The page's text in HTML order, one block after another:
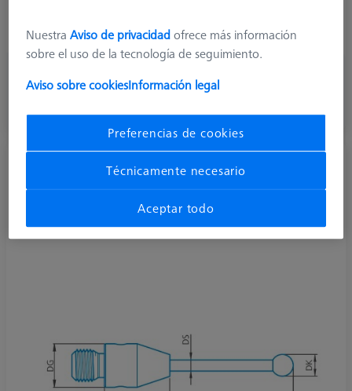
Stylus Type
Straight
más el IVA
Palpador recto M3, DK5 L32.5
NuestraAviso de privacidadofrece más información
sobre el uso de la tecnología de seguimiento.
Aviso sobre cookiesInformación legal
Preferencias de cookies
Técnicamente necesario
Aceptar todo